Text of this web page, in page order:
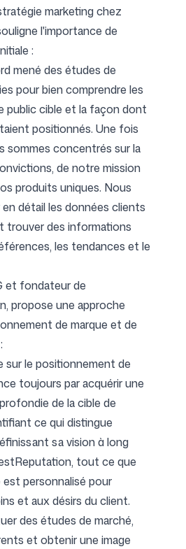
marketing chez
l'importance de
:
mené des études de
pour bien comprendre les
public cible et la façon dont
positionnés. Une fois
sommes concentrés sur la
de notre mission
produits uniques. Nous
détail les données clients
trouver des informations
les tendances et le
et fondateur de
, propose une approche
de marque et de
sur le positionnement de
toujours par acquérir une
de la cible de
ce qui distingue
sa vision à long
tout ce que
personnalisé pour
et aux désirs du client.
des études de marché,
et obtenir une image